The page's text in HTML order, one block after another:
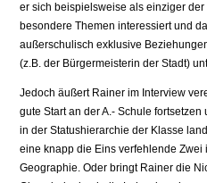
er sich beispielsweise als einziger
besondere Themen interessiert und
außerschulisch exklusive
(z.B. der Bürgermeisterin der Stadt)
Jedoch äußert Rainer im Interview
gute Start an der A.- Schule
in der Statushierarchie der Klasse
eine knapp die Eins verfehlende Zwei
Geographie. Oder bringt Rainer die